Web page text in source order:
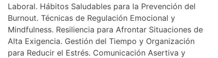
Laboral. Hábitos Saludables para la Prevención del
Burnout. Técnicas de Regulación Emocional y
Mindfulness. Resiliencia para Afrontar Situaciones de
Alta Exigencia. Gestión del Tiempo y Organización
para Reducir el Estrés. Comunicación Asertiva y